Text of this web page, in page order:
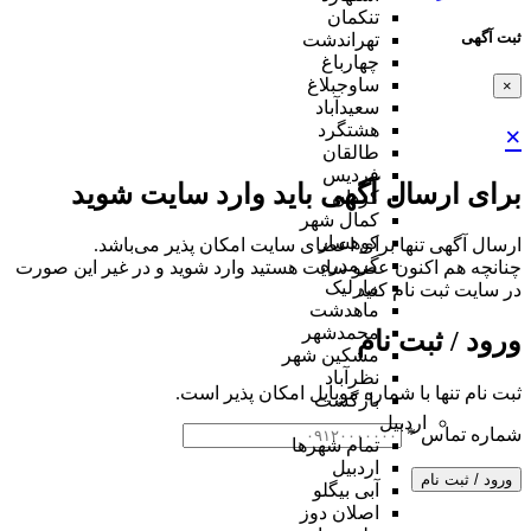
ثبت آگهی
×
×
برای ارسال آگهی باید وارد سایت شوید
ارسال آگهی تنها برای اعضای سایت امکان پذیر می‌باشد.
چنانچه هم‌ اکنون عضو سایت هستید وارد شوید و در غیر این صورت
در سایت ثبت نام کنید
ورود / ثبت نام
ثبت نام تنها با شماره موبایل امکان پذیر است.
شماره تماس*
ورود / ثبت نام
تنکمان
تهراندشت
چهارباغ
ساوجبلاغ
سعیدآباد
هشتگرد
طالقان
فردیس
کردان
کمال شهر
کوهسار
گرمدره
مارلیک
ماهدشت
محمدشهر
مشکین شهر
نظرآباد
بازگشت
اردبیل
تمام شهر‌ها
اردبیل
آبی بیگلو
اصلان دوز